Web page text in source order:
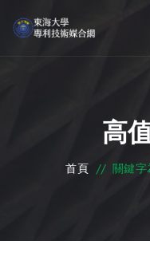
高
首頁 // 關鍵